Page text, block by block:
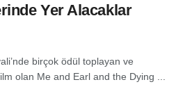
Yer Alacaklar
birçok ödül toplayan ve
olan Me and Earl and the Dying ...